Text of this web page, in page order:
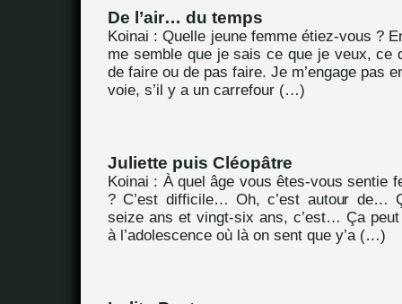
De l’air… du temps
Koinai : Quelle jeune femme étiez-vous ?
me semble que je sais ce que je veux, ce
de faire ou de pas faire. Je m’engage pas
voie, s’il y a un carrefour (…)
Juliette puis Cléopâtre
Koinai : À quel âge vous êtes-vous sentie
? C’est difficile… Oh, c’est autour de…
seize ans et vingt-six ans, c’est… Ça
à l’adolescence où là on sent que y’a (…)